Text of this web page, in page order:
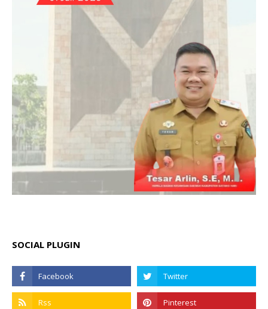
SOCIAL PLUGIN